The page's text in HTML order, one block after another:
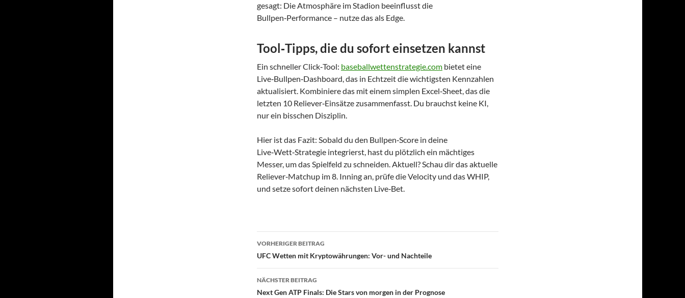
gesagt: Die Atmosphäre im Stadion beeinflusst die
Bullpen‑Performance – nutze das als Edge.
Tool‑Tipps, die du sofort einsetzen kannst
Ein schneller Click‑Tool: baseballwettenstrategie.com bietet eine
Live‑Bullpen‑Dashboard, das in Echtzeit die wichtigsten Kennzahlen
aktualisiert. Kombiniere das mit einem simplen Excel‑Sheet, das die
letzten 10 Reliever‑Einsätze zusammenfasst. Du brauchst keine KI,
nur ein bisschen Disziplin.
Hier ist das Fazit: Sobald du den Bullpen‑Score in deine
Live‑Wett‑Strategie integrierst, hast du plötzlich ein mächtiges
Messer, um das Spielfeld zu schneiden. Aktuell? Schau dir das aktuelle
Reliever‑Matchup im 8. Inning an, prüfe die Velocity und das WHIP,
und setze sofort deinen nächsten Live‑Bet.
Beitragsnavigation
VORHERIGER BEITRAG
UFC Wetten mit Kryptowährungen: Vor- und Nachteile
NÄCHSTER BEITRAG
Next Gen ATP Finals: Die Stars von morgen in der Prognose